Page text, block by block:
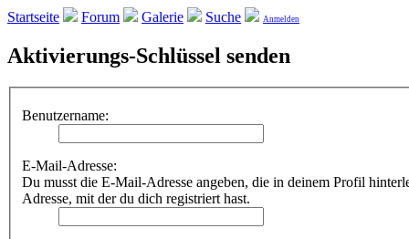
Startseite Forum Galerie Suche Anmelden
Aktivierungs-Schlüssel senden
Benutzername:
E-Mail-Adresse:
Du musst die E-Mail-Adresse angeben, die in deinem Profil
Adresse, mit der du dich registriert hast.